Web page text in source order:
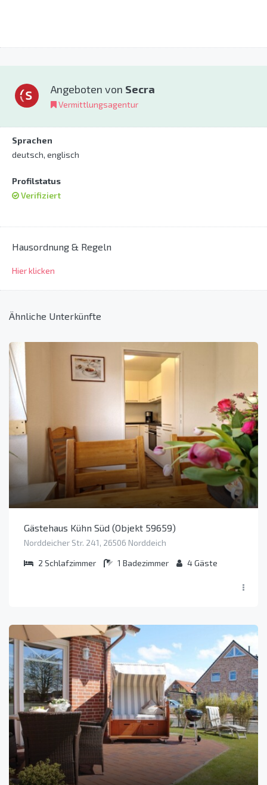
Angeboten von Secra
Vermittlungsagentur
Sprachen
deutsch, englisch
Profilstatus
Verifiziert
Hausordnung & Regeln
Hier klicken
Ähnliche Unterkünfte
Gästehaus Kühn Süd (Objekt 59659)
Norddeicher Str. 241, 26506 Norddeich
2 Schlafzimmer 1 Badezimmer 4Gäste